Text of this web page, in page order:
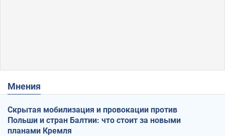
Мнения
Скрытая мобилизация и провокации против
Польши и стран Балтии: что стоит за новыми
планами Кремля